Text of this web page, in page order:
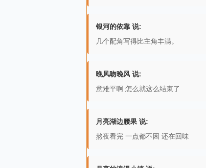
银河的依靠 说:
几个配角写得比主角丰满。
晚风吻晚风 说:
意难平啊 怎么就这么结束了
月亮湖边腰果 说:
熬夜看完 一点都不困 还在回味